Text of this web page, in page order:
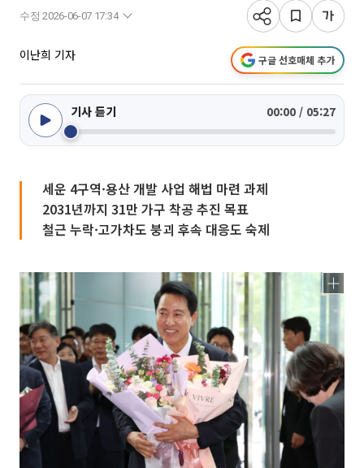
수정 2026-06-07 17:34
이난희 기자 구글 선호매체 추가
기사 듣기 00:00 / 05:27
세운 4구역·용산 개발 사업 해법 마련 과제
2031년까지 31만 가구 착공 추진 목표
철근 누락·고가차도 붕괴 후속 대응도 숙제